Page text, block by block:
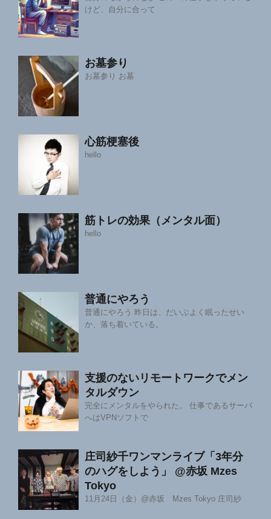
けど、自分に合って
お墓参り
お墓参り お墓
心筋梗塞後
hello
筋トレの効果（メンタル面）
hello
普通にやろう
普通にやろう 昨日は、だいぶよく眠ったせい
か、落ち着いている。
支援のないリモートワークでメン
タルダウン
完全にメンタルをやられた。 仕事であるサーバ
へはVPNソフトで
庄司紗千ワンマンライブ「3年分
のハグをしよう」 @赤坂 Mzes
Tokyo
11月24日（金）@赤坂 Mzes Tokyo 庄司紗